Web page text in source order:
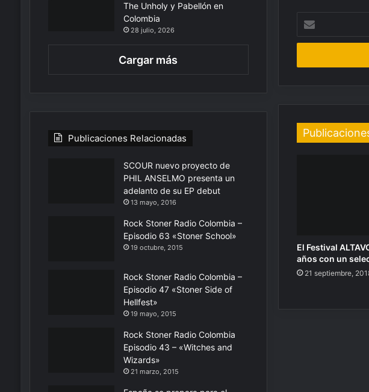
Escribe
tu
correo
El Festival
años con un
21 septiembre,
The Unholy y Pabellón en
Colombia
28 julio, 2026
Cargar más
Publicaciones Relacionadas
SCOUR nuevo proyecto de
PHIL ANSELMO presenta un
adelanto de su EP debut
13 mayo, 2016
Rock Stoner Radio Colombia –
Episodio 63 «Stoner School»
19 octubre, 2015
Rock Stoner Radio Colombia –
Episodio 47 «Stoner Side of
Hellfest»
19 mayo, 2015
Rock Stoner Radio Colombia
Episodio 43 – «Witches and
Wizards»
21 marzo, 2015